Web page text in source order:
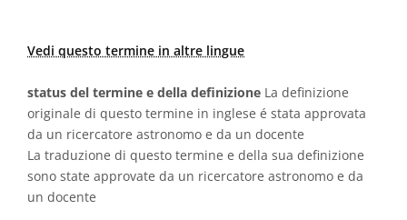
Vedi questo termine in altre lingue
status del termine e della definizione La definizione
originale di questo termine in inglese é stata approvata
da un ricercatore astronomo e da un docente
La traduzione di questo termine e della sua definizione
sono state approvate da un ricercatore astronomo e da
un docente